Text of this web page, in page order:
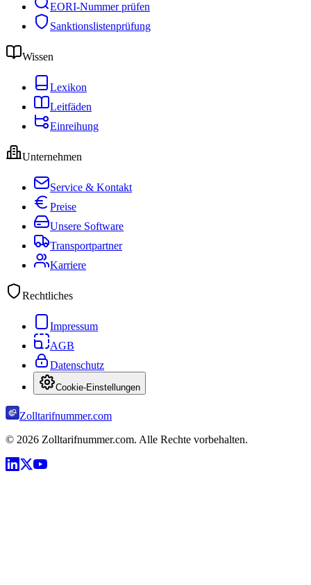
EORI-Nummer prüfen
Sanktionslistenprüfung
Wissen
Lexikon
Leitfäden
Einreihung
Unternehmen
Service & Kontakt
Preise
Unsere Software
Transportpartner
Karriere
Rechtliches
Impressum
AGB
Datenschutz
Cookie-Einstellungen
Zolltarifnummer.com
© 2026 Zolltarifnummer.com. Alle Rechte vorbehalten.